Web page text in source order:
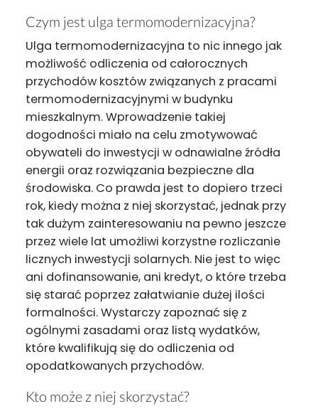
Czym jest ulga termomodernizacyjna?
Ulga termomodernizacyjna to nic innego jak
możliwość odliczenia od całorocznych
przychodów kosztów związanych z pracami
termomodernizacyjnymi w budynku
mieszkalnym. Wprowadzenie takiej
dogodności miało na celu zmotywować
obywateli do inwestycji w odnawialne źródła
energii oraz rozwiązania bezpieczne dla
środowiska. Co prawda jest to dopiero trzeci
rok, kiedy można z niej skorzystać, jednak przy
tak dużym zainteresowaniu na pewno jeszcze
przez wiele lat umożliwi korzystne rozliczanie
licznych inwestycji solarnych. Nie jest to więc
ani dofinansowanie, ani kredyt, o które trzeba
się starać poprzez załatwianie dużej ilości
formalności. Wystarczy zapoznać się z
ogólnymi zasadami oraz listą wydatków,
które kwalifikują się do odliczenia od
opodatkowanych przychodów.
Kto może z niej skorzystać?